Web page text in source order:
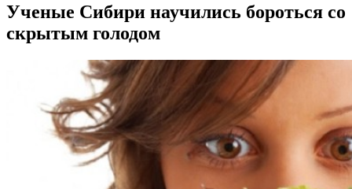
Ученые Сибири научились бороться со
скрытым голодом